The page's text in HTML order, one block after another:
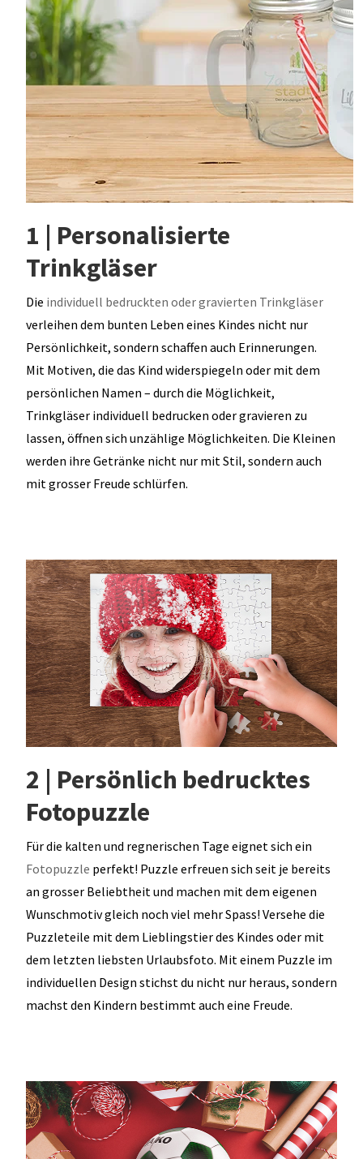
1 | Personalisierte
Trinkgläser
Die individuell bedruckten oder gravierten Trinkgläser
verleihen dem bunten Leben eines Kindes nicht nur
Persönlichkeit, sondern schaffen auch Erinnerungen.
Mit Motiven, die das Kind widerspiegeln oder mit dem
persönlichen Namen – durch die Möglichkeit,
Trinkgläser individuell bedrucken oder gravieren zu
lassen, öffnen sich unzählige Möglichkeiten. Die Kleinen
werden ihre Getränke nicht nur mit Stil, sondern auch
mit grosser Freude schlürfen.
2 | Persönlich bedrucktes
Fotopuzzle
Für die kalten und regnerischen Tage eignet sich ein
Fotopuzzle perfekt! Puzzle erfreuen sich seit je bereits
an grosser Beliebtheit und machen mit dem eigenen
Wunschmotiv gleich noch viel mehr Spass! Versehe die
Puzzleteile mit dem Lieblingstier des Kindes oder mit
dem letzten liebsten Urlaubsfoto. Mit einem Puzzle im
individuellen Design stichst du nicht nur heraus, sondern
machst den Kindern bestimmt auch eine Freude.